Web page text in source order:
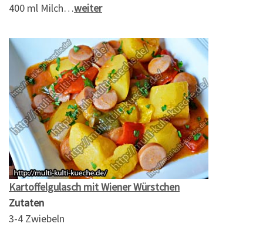
400 ml Milch…weiter
Kartoffelgulasch mit Wiener Würstchen
Zutaten
3-4 Zwiebeln